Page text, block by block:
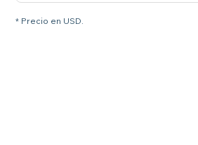
* Precio en USD.